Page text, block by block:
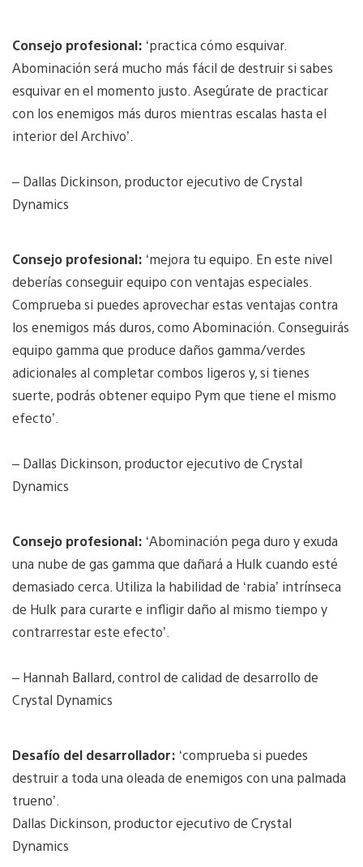
Consejo profesional: ‘practica cómo esquivar.
Abominación será mucho más fácil de destruir si sabes
esquivar en el momento justo. Asegúrate de practicar
con los enemigos más duros mientras escalas hasta el
interior del Archivo’.
– Dallas Dickinson, productor ejecutivo de Crystal
Dynamics
Consejo profesional: ‘mejora tu equipo. En este nivel
deberías conseguir equipo con ventajas especiales.
Comprueba si puedes aprovechar estas ventajas contra
los enemigos más duros, como Abominación. Conseguirás
equipo gamma que produce daños gamma/verdes
adicionales al completar combos ligeros y, si tienes
suerte, podrás obtener equipo Pym que tiene el mismo
efecto’.
– Dallas Dickinson, productor ejecutivo de Crystal
Dynamics
Consejo profesional: ‘Abominación pega duro y exuda
una nube de gas gamma que dañará a Hulk cuando esté
demasiado cerca. Utiliza la habilidad de ‘rabia’ intrínseca
de Hulk para curarte e infligir daño al mismo tiempo y
contrarrestar este efecto’.
– Hannah Ballard, control de calidad de desarrollo de
Crystal Dynamics
Desafío del desarrollador: ‘comprueba si puedes
destruir a toda una oleada de enemigos con una palmada
trueno’.
Dallas Dickinson, productor ejecutivo de Crystal
Dynamics